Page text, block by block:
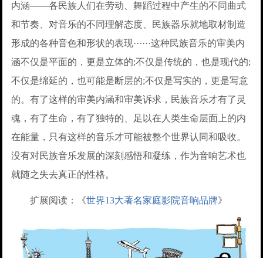
内涵——各民族人们在劳动、舞蹈过程中产生的不同曲式
和节奏、对音乐的不同理解态度、民族器乐就地取材制造
形成的各种音色和形状的表现······这种民族音乐的审美内
涵不仅是平面的，更是立体的;不仅是传统的，也是现代的;
不仅是绵延的，也可能是断层的;不仅是写实的，更是写意
的。有了这样的审美内涵和审美诉求，民族音乐才有了灵
魂，有了生命，有了独特的、足以在人类生命层面上的内
在能量，只有这样的音乐才可能被整个世界认同和吸收。
没有对民族音乐发展的深刻感悟和凝练，作为音响艺术也
就随之失去真正的性格。
扩展阅读：《世界13大著名家庭影院音响品牌》